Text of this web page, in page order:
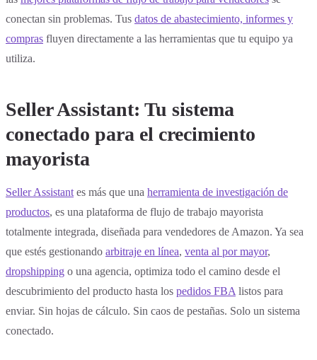
conectan sin problemas. Tus datos de abastecimiento, informes y
compras fluyen directamente a las herramientas que tu equipo ya
utiliza.
Seller Assistant: Tu sistema
conectado para el crecimiento
mayorista
Seller Assistant es más que una herramienta de investigación de
productos, es una plataforma de flujo de trabajo mayorista
totalmente integrada, diseñada para vendedores de Amazon. Ya sea
que estés gestionando arbitraje en línea, venta al por mayor,
dropshipping o una agencia, optimiza todo el camino desde el
descubrimiento del producto hasta los pedidos FBA listos para
enviar. Sin hojas de cálculo. Sin caos de pestañas. Solo un sistema
conectado.